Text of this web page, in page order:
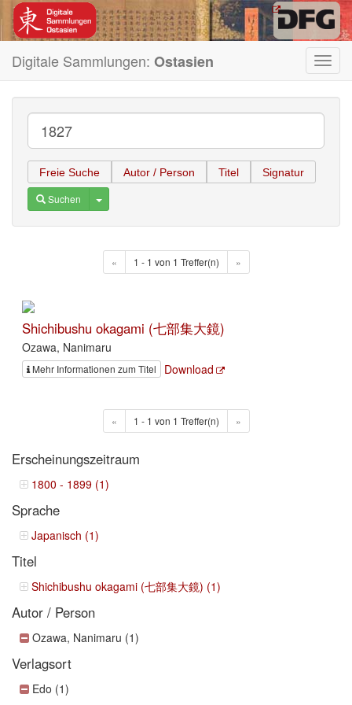
Digitale Sammlungen: Ostasien
Freie Suche Autor / Person Titel Signatur
Suchen Toggle Dropdown
« 1 - 1 von 1 Treffer(n) »
Shichibushu okagami (七部集大鏡)
Ozawa, Nanimaru
Mehr Informationen zum Titel Download
« 1 - 1 von 1 Treffer(n) »
Erscheinungszeitraum
1800 - 1899 (1)
Sprache
Japanisch (1)
Titel
Shichibushu okagami (七部集大鏡) (1)
Autor / Person
Ozawa, Nanimaru (1)
Verlagsort
Edo (1)